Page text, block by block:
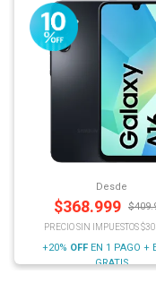
Desde
$368.999 $
PRECIO SIN IMPUESTOS
+20% OFF EN 1 PAGO +
GRATIS